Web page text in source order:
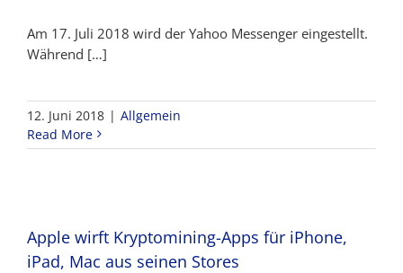
Am 17. Juli 2018 wird der Yahoo Messenger eingestellt.
Während […]
12. Juni 2018 | Allgemein
Read More
Apple wirft Kryptomining-Apps für iPhone,
iPad, Mac aus seinen Stores